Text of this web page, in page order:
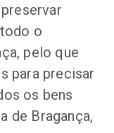
o
pelo que
para precisar
os bens
de Bragança,